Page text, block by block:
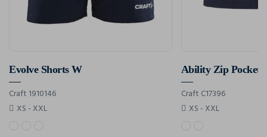
Evolve Shorts W
Craft 1910146
XS - XXL
Ability Zip Pocket
Craft C17396
XS - XXL